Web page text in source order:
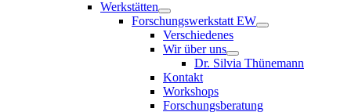
Werkstätten
Forschungswerkstatt EW
Verschiedenes
Wir über uns
Dr. Silvia Thünemann
Kontakt
Workshops
Forschungsberatung